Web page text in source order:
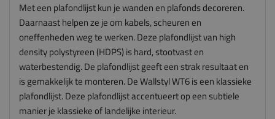
Met een plafondlijst kun je wanden en plafonds decoreren.
Daarnaast helpen ze je om kabels, scheuren en
oneffenheden weg te werken. Deze plafondlijst van high
density polystyreen (HDPS) is hard, stootvast en
waterbestendig. De plafondlijst geeft een strak resultaat en
is gemakkelijk te monteren. De Wallstyl WT6 is een klassieke
plafondlijst. Deze plafondlijst accentueert op een subtiele
manier je klassieke of landelijke interieur.